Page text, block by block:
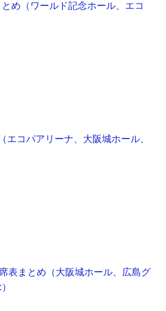
め（ワールド記念ホール、エコ
エコパアリーナ、大阪城ホール、
表まとめ（大阪城ホール、広島グ